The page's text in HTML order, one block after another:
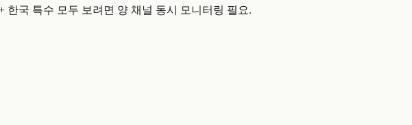
한국 특수 모두 보려면 양 채널 동시 모니터링 필요.